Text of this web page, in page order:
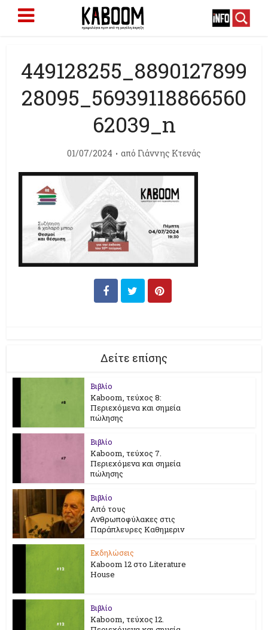
449128255_8890127899
28095_56939118866560
62039_n
01/07/2024 από Γιάννης Κτενάς
Δείτε επίσης
Βιβλίο
Kaboom, τεύχος 8:
Περιεχόμενα και σημεία
πώλησης
Βιβλίο
Kaboom, τεύχος 7.
Περιεχόμενα και σημεία
πώλησης
Βιβλίο
Από τους
Ανθρωποφύλακες στις
Παράπλευρες Καθημεριν
Εκδηλώσεις
Kaboom 12 στο Literature
House
Βιβλίο
Kaboom, τεύχος 12.